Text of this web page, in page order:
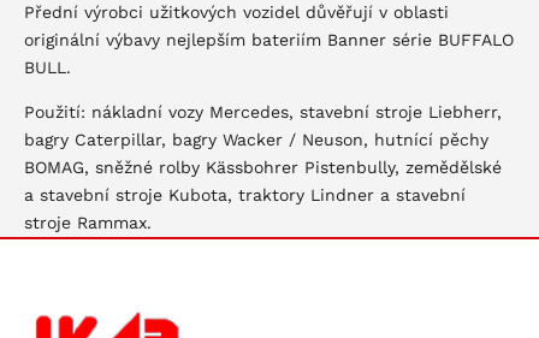
Přední výrobci užitkových vozidel důvěřují v oblasti
originální výbavy nejlepším bateriím Banner série BUFFALO
BULL.
Použití: nákladní vozy Mercedes, stavební stroje Liebherr,
bagry Caterpillar, bagry Wacker / Neuson, hutnící pěchy
BOMAG, sněžné rolby Kässbohrer Pistenbully, zemědělské
a stavební stroje Kubota, traktory Lindner a stavební
stroje Rammax.